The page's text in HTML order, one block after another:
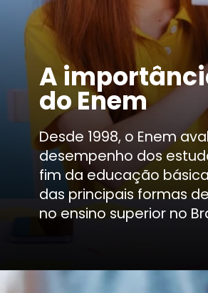
Desde 1998, o Enem
desempenho dos
fim da educação
das principais formas
no ensino superior no
A
do Enem